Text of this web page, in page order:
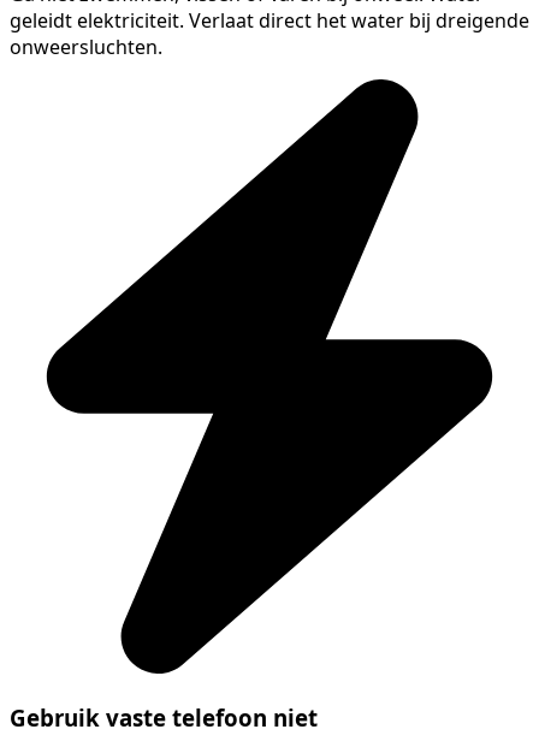
geleidt elektriciteit. Verlaat direct het water bij dreigende
onweersluchten.
Gebruik vaste telefoon niet